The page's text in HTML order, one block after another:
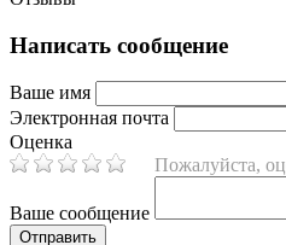
Написать сообщение
Ваше имя
Электронная почта
Оценка
Пожалуйста,
Ваше сообщение